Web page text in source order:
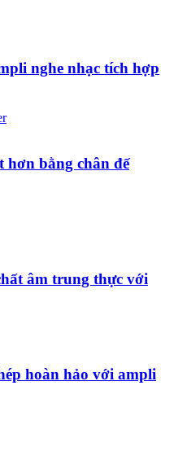
nghe nhạc tích hợp
hơn bằng chân đế
âm trung thực với
hoàn hảo với ampli